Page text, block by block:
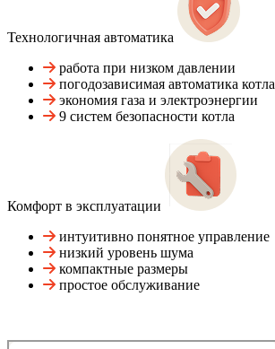
Технологичная автоматика
работа при низком давлении
погодозависимая автоматика котла
экономия газа и электроэнергии
9 систем безопасности котла
Комфорт в эксплуатации
интуитивно понятное управление
низкий уровень шума
компактные размеры
простое обслуживание